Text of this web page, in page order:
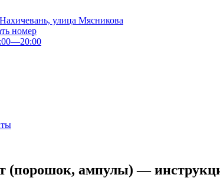
улица Мясникова
номер
(порошок, ампулы) —